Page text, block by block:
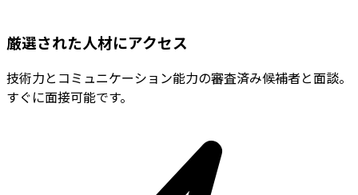
厳選された人材にアクセス
技術力とコミュニケーション能力の審査済み候補者と面談。
すぐに面接可能です。